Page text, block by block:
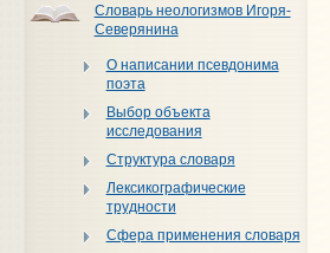
Словарь неологизмов Игоря-
Северянина
О написании псевдонима
поэта
Выбор объекта
исследования
Структура словаря
Лексикографические
трудности
Сфера применения словаря